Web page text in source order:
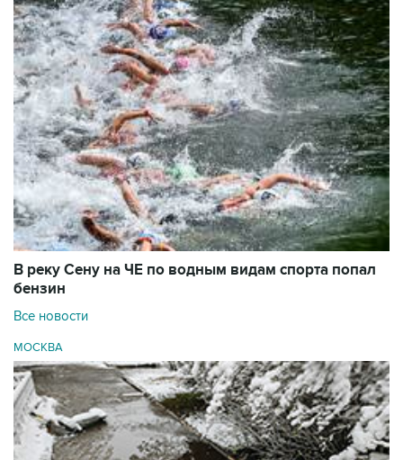
В реку Сену на ЧЕ по водным видам спорта попал
бензин
Все новости
МОСКВА